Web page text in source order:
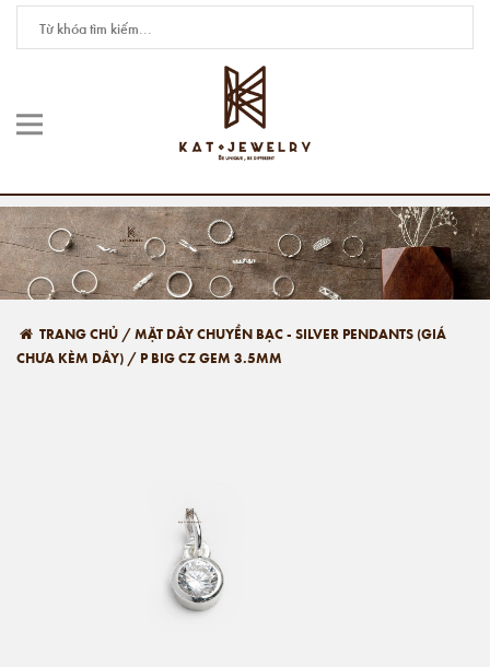
TRANG CHỦ /MẶT DÂY CHUYỀN BẠC - SILVER PENDANTS (GIÁ
CHƯA KÈM DÂY) / P BIG CZ GEM 3.5MM